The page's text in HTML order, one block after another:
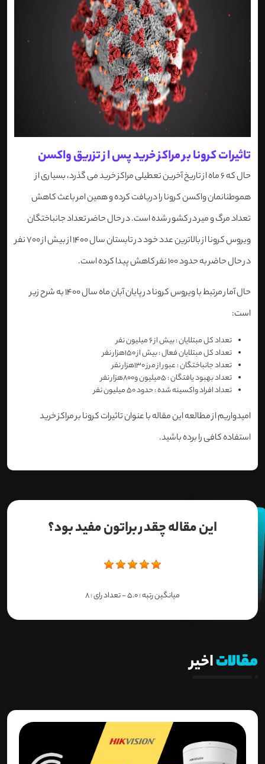
تاثیرات کرونا بر مراکز خرید پس از تزریق واکسن
حال که 6 ماه از تاریخ آخرین تعطیلی مراکز خرید می گذرد، بسیاری از
هموطنانمان واکسن کرونا را دریافت کرده و همین امر باعث کاهش
تعداد مرگ و میر در کشور شده است. در حال حاضر تعداد جانباختگان
ویروس کرونا از بالاترین عدد خود در تابستان سال 1400 از بیش از 700 نفر
در حال حاضر به حدود 100 نفر کاهش پیدا کرده است.
حال آمار مرتبط با ویروس کرونا در پایان آبان ماه سال 1400 به شرح زیر
است:
تعداد کل مبتلایان : بیش از 6 میلیون نفر
تعداد کل مبتلایان فعال : بیش از 150هزار نفر
تعداد جانباختگان : عبور از مرز 130هزار نفر
تعداد بهبود یافتگان : 5میلیون و800هزار نفر
تعداد افراد واکسینه شده : حدود 50 میلیون نفر
امیدواریم از مطالعه این مقاله با عنوان تاثیرات کرونا بر مراکز خرید
استفاده کافی را برده باشید.
این مقاله چقدر براتون مفید بود؟
میانگین رتبه :5.0- تعداد رای :8
مقالاتاخیر